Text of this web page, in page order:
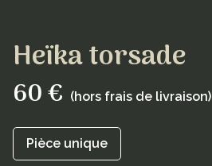
Heïka torsade
60 € (hors frais de livraison)
Pièce unique